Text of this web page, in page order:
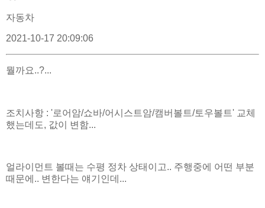
자동차
2021-10-17 20:09:06
뭘까요..?...
조치사항 : '로어암/쇼바/어시스트암/캠버볼트/토우볼트' 교체
했는데도, 값이 변함...
얼라이먼트 볼때는 수평 정차 상태이고.. 주행중에 어떤 부분
때문에.. 변한다는 얘기인데...